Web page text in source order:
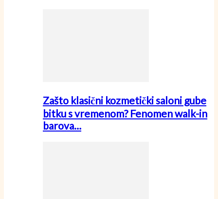
Zašto klasični kozmetički saloni gube
bitku s vremenom? Fenomen walk-in
barova…